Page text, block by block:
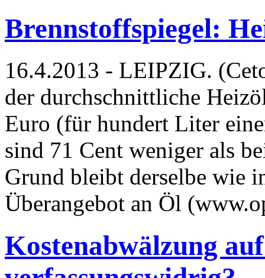
Brennstoffspiegel:
16.4.2013 - LEIPZIG.
der durchschnittliche
Euro (für hundert Liter
sind 71 Cent weniger als
Grund bleibt derselbe wie
Überangebot an Öl
Kostenabwälzung